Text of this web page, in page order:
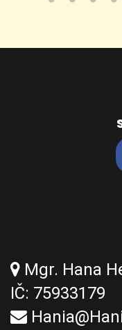
Mgr. Hana
IČ: 75933179